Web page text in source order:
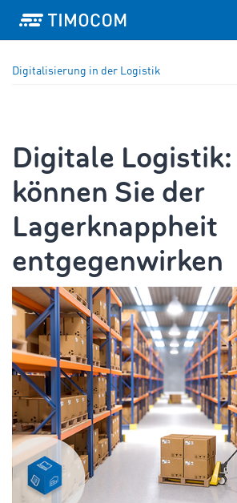
Digitalisierung in der Logistik
Digitale Logistik:
können Sie der
Lagerknappheit
entgegenwirken